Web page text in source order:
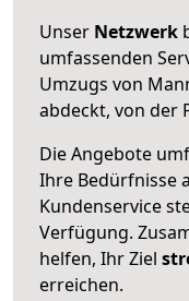
Unser Netzwerk
umfassenden
Umzugs von
abdeckt, von der
Die Angebote
Ihre Bedürfnisse
Kundenservice
Verfügung.
helfen, Ihr Ziel
erreichen.